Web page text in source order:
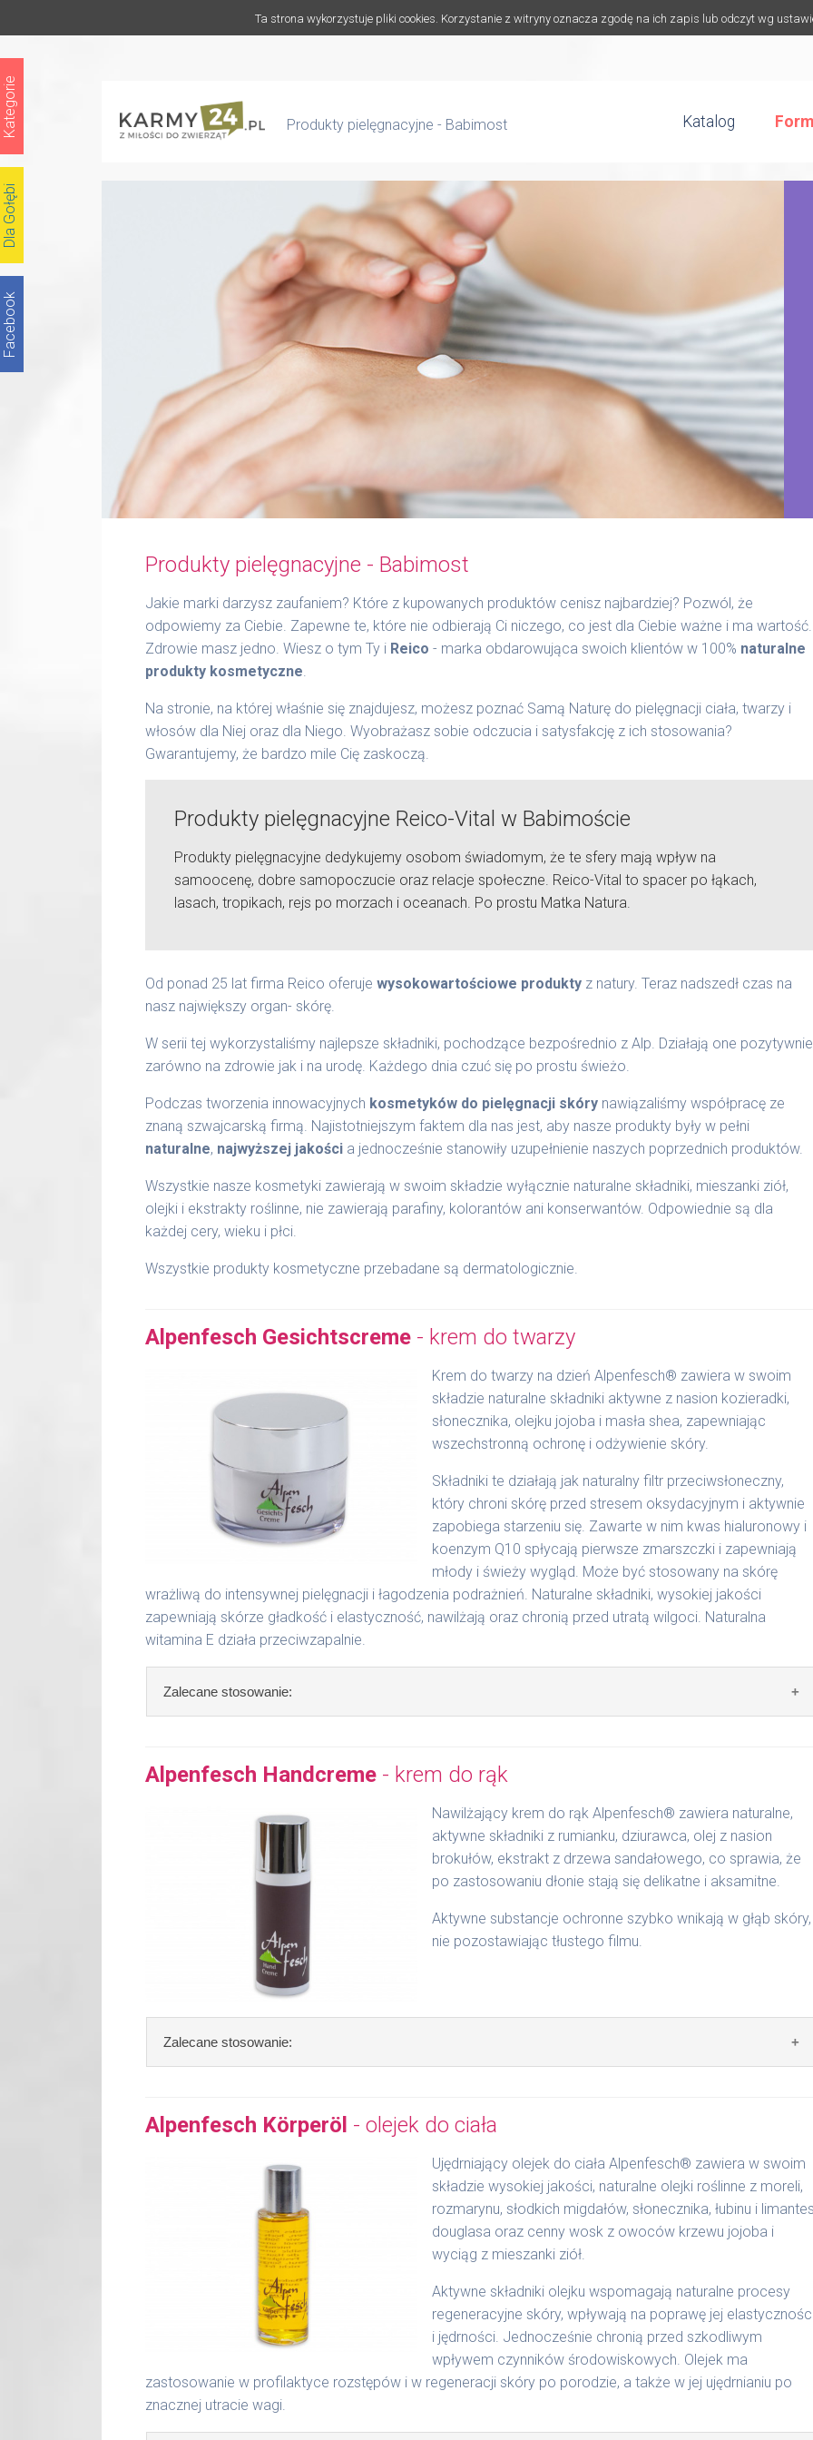
Ta strona wykorzystuje pliki cookies. Korzystanie z witryny oznacza zgodę na ich zapis lub odczyt wg
Produkty pielęgnacyjne - Babimost Katalog
Produkty pielęgnacyjne - Babimost
Jakie marki darzysz zaufaniem? Które z kupowanych produktów cenisz najbardziej? Pozwól, że
odpowiemy za Ciebie. Zapewne te, które nie odbierają Ci niczego, co jest dla Ciebie ważne i ma wartość.
Zdrowie masz jedno. Wiesz o tym Ty i Reico - marka obdarowująca swoich klientów w 100% naturalne
produkty kosmetyczne.
Na stronie, na której właśnie się znajdujesz, możesz poznać Samą Naturę do pielęgnacji ciała, twarzy i
włosów dla Niej oraz dla Niego. Wyobrażasz sobie odczucia i satysfakcję z ich stosowania?
Gwarantujemy, że bardzo mile Cię zaskoczą.
Produkty pielęgnacyjne Reico-Vital w Babimoście
Produkty pielęgnacyjne dedykujemy osobom świadomym, że te sfery mają wpływ na
samoocenę, dobre samopoczucie oraz relacje społeczne. Reico-Vital to spacer po łąkach,
lasach, tropikach, rejs po morzach i oceanach. Po prostu Matka Natura.
Od ponad 25 lat firma Reico oferuje wysokowartościowe produkty z natury. Teraz nadszedł czas na
nasz największy organ- skórę.
W serii tej wykorzystaliśmy najlepsze składniki, pochodzące bezpośrednio z Alp. Działają one pozytywnie
zarówno na zdrowie jak i na urodę. Każdego dnia czuć się po prostu świeżo.
Podczas tworzenia innowacyjnych kosmetyków do pielęgnacji skóry nawiązaliśmy współpracę ze
znaną szwajcarską firmą. Najistotniejszym faktem dla nas jest, aby nasze produkty były w pełni
naturalne, najwyższej jakości a jednocześnie stanowiły uzupełnienie naszych poprzednich produktów.
Wszystkie nasze kosmetyki zawierają w swoim składzie wyłącznie naturalne składniki, mieszanki ziół,
olejki i ekstrakty roślinne, nie zawierają parafiny, kolorantów ani konserwantów. Odpowiednie są dla
każdej cery, wieku i płci.
Wszystkie produkty kosmetyczne przebadane są dermatologicznie.
Alpenfesch Gesichtscreme - krem do twarzy
Krem do twarzy na dzień Alpenfesch® zawiera w swoim
składzie naturalne składniki aktywne z nasion kozieradki,
słonecznika, olejku jojoba i masła shea, zapewniając
wszechstronną ochronę i odżywienie skóry.
Składniki te działają jak naturalny filtr przeciwsłoneczny,
który chroni skórę przed stresem oksydacyjnym i aktywnie
zapobiega starzeniu się. Zawarte w nim kwas hialuronowy i
koenzym Q10 spłycają pierwsze zmarszczki i zapewniają
młody i świeży wygląd. Może być stosowany na skórę
wrażliwą do intensywnej pielęgnacji i łagodzenia podrażnień. Naturalne składniki, wysokiej jakości
zapewniają skórze gładkość i elastyczność, nawilżają oraz chronią przed utratą wilgoci. Naturalna
witamina E działa przeciwzapalnie.
Zalecane stosowanie:
wmasować.
Alpenfesch Handcreme - krem do rąk
Nawilżający krem do rąk Alpenfesch® zawiera naturalne,
aktywne składniki z rumianku, dziurawca, olej z nasion
brokułów, ekstrakt z drzewa sandałowego, co sprawia, że
po zastosowaniu dłonie stają się delikatne i aksamitne.
Aktywne substancje ochronne szybko wnikają w głąb skóry,
nie pozostawiając tłustego filmu.
Zalecane stosowanie:
kremu.
Alpenfesch Körperöl - olejek do ciała
Ujędrniający olejek do ciała Alpenfesch® zawiera w swoim
składzie wysokiej jakości, naturalne olejki roślinne z moreli,
rozmarynu, słodkich migdałów, słonecznika, łubinu i
douglasa oraz cenny wosk z owoców krzewu jojoba i
wyciąg z mieszanki ziół.
Aktywne składniki olejku wspomagają naturalne procesy
regeneracyjne skóry, wpływają na poprawę jej
i jędrności. Jednocześnie chronią przed szkodliwym
wpływem czynników środowiskowych. Olejek ma
zastosowanie w profilaktyce rozstępów i w regeneracji skóry po porodzie, a także w jej ujędrnianiu po
znacznej utracie wagi.
Facebook
Dla Gołębi
Kategorie